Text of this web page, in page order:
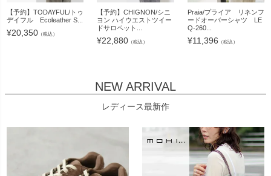
【予約】TODAYFUL/トゥ
デイフル Ecoleather S...
¥20,350 （税込）
【予約】CHIGNON/シニ
ヨン ハイウエストツイー
ドサロペット...
¥22,880 （税込）
Praia/プライア リネンフ
ードオーバーシャツ LE
Q-260...
¥11,396 （税込）
NEW ARRIVAL
レディース最新作